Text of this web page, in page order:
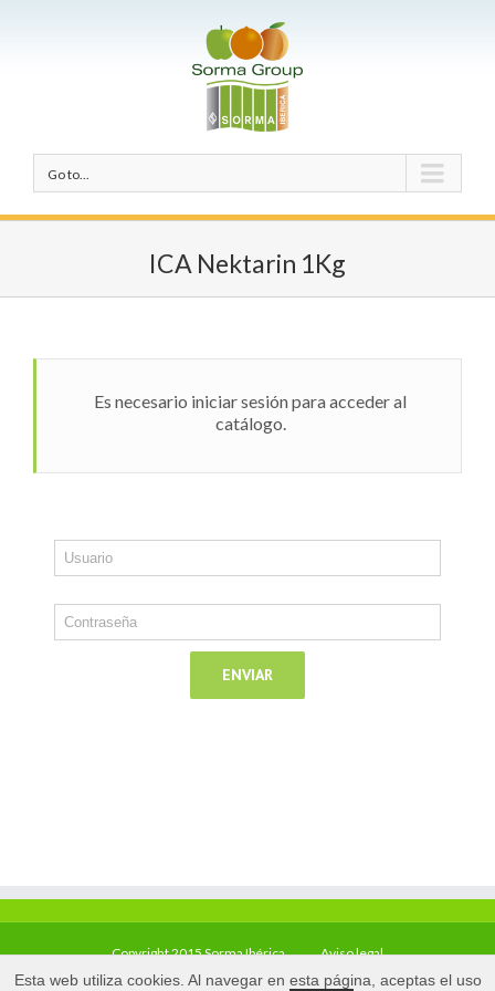
Go to...
ICA Nektarin 1Kg
Es necesario iniciar sesión para acceder al
catálogo.
Copyright 2015 Sorma Ibérica Aviso legal
Esta web utiliza cookies. Al navegar en esta página, aceptas el uso